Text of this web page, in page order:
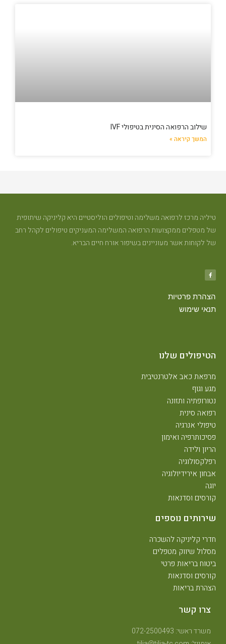
שילוב הרפואה הסינית בטיפולי IVF
המשך קיראה »
טיליה מרכז לרפואה משלימה וטיפולים הוליסטיים היא קליניקה שיתופית
של מטפלים ממקצועות הרפואה המשלימה המעניקים טיפולים לקהל רחב
של לקוחות אשר מעוניינים בשיפור אורח חיים הבריא.
הצהרת פרטיות
תנאי שימוש
הטיפולים שלנו
מרפאת כאב אלטרנטיבית
מגע וגוף
נטורופתיה ותזונה
רפואה סינית
טיפולי אנרגיה
פסיכותרפיה ואימון
הריון ולידה
רפלקסולוגיה
אבחון אירידיולוגיה
יוגה
קורסים וסדנאות
שירותים נוספים
חדרי קליניקה להשכרה
מסלול שיווק מטפלים
ביטוח בריאות פרטי
קורסים וסדנאות
הצהרת בריאות
צרו קשר
משרד ראשי: 072-2500493